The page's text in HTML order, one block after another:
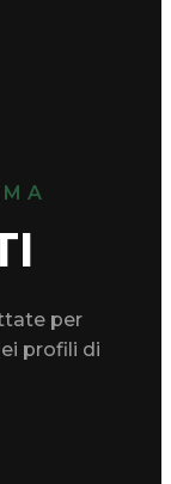
per
profili di